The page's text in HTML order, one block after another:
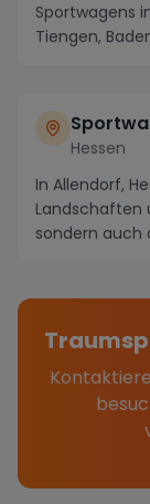
Sportwagens
Tiengen,
Hessen
In Allendorf,
Landschaften
sondern auch